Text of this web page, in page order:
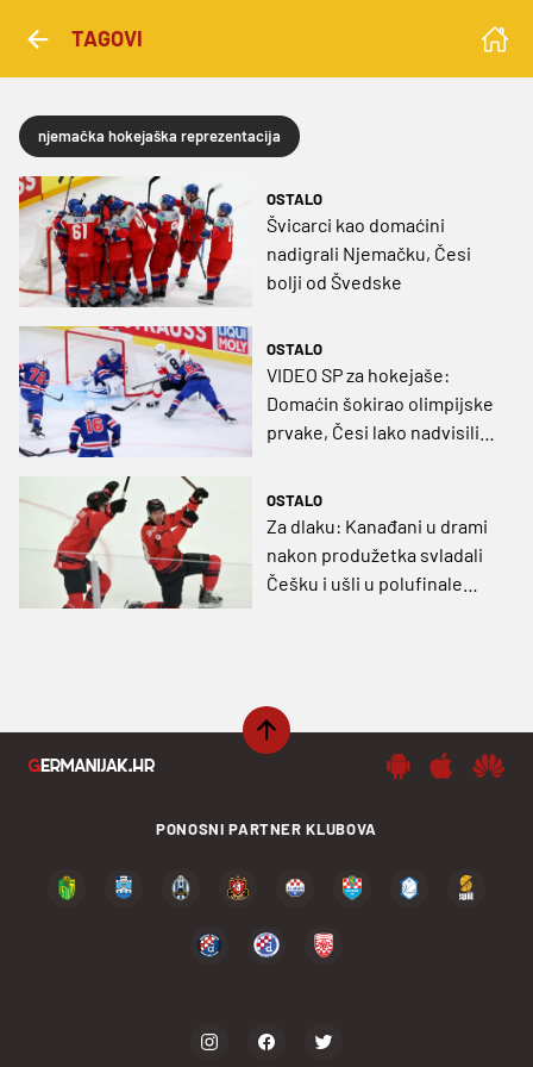
TAGOVI
njemačka hokejaška reprezentacija
OSTALO
Švicarci kao domaćini
nadigrali Njemačku, Česi
bolji od Švedske
OSTALO
VIDEO SP za hokejaše:
Domaćin šokirao olimpijske
prvake, Česi lako nadvisili
OSTALO
Za dlaku: Kanađani u drami
nakon produžetka svladali
Češku i ušli u polufinale
PONOSNI PARTNER KLUBOVA